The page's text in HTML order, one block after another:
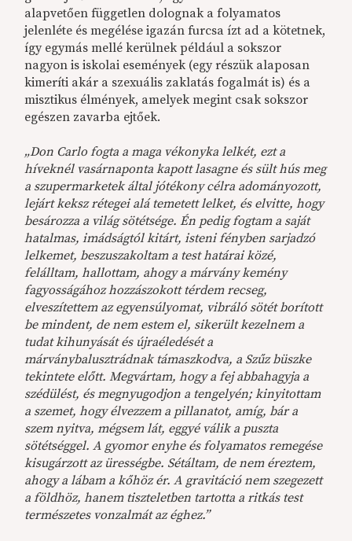
alapvetően független dolognak a folyamatos
jelenléte és megélése igazán furcsa ízt ad a kötetnek,
így egymás mellé kerülnek például a sokszor
nagyon is iskolai események (egy részük alaposan
kimeríti akár a szexuális zaklatás fogalmát is) és a
misztikus élmények, amelyek megint csak sokszor
egészen zavarba ejtőek.
„Don Carlo fogta a maga vékonyka lelkét, ezt a
híveknél vasárnaponta kapott lasagne és sült hús meg
a szupermarketek által jótékony célra adományozott,
lejárt keksz rétegei alá temetett lelket, és elvitte, hogy
besározza a világ sötétsége. Én pedig fogtam a saját
hatalmas, imádságtól kitárt, isteni fényben sarjadzó
lelkemet, beszuszakoltam a test határai közé,
felálltam, hallottam, ahogy a márvány kemény
fagyosságához hozzászokott térdem recseg,
elveszítettem az egyensúlyomat, vibráló sötét borított
be mindent, de nem estem el, sikerült kezelnem a
tudat kihunyását és újraéledését a
márványbalusztrádnak támaszkodva, a Szűz büszke
tekintete előtt. Megvártam, hogy a fej abbahagyja a
szédülést, és megnyugodjon a tengelyén; kinyitottam
a szemet, hogy élvezzem a pillanatot, amíg, bár a
szem nyitva, mégsem lát, eggyé válik a puszta
sötétséggel. A gyomor enyhe és folyamatos remegése
kisugárzott az ürességbe. Sétáltam, de nem éreztem,
ahogy a lábam a kőhöz ér. A gravitáció nem szegezett
a földhöz, hanem tiszteletben tartotta a ritkás test
természetes vonzalmát az éghez.”